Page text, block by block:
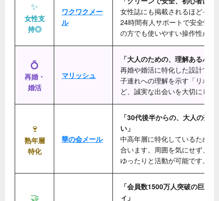
✨
女性支
持◎
ワクワクメー
ル
女性誌にも掲載されるほどイメ
24時間有人サポートで安全性
の方でも使いやすい操作性が魅
💍
再婚・
婚活
マリッシュ
「大人のための、理解あるパ
再婚や婚活に特化した設計です
子連れへの理解を示す「リボン
ど、誠実な出会いを大切にして
🍷
熟年層
特化
華の会メール
「30代後半からの、大人の落
い」
中高年層に特化しているため、
合います。周囲を気にせず、自
ゆったりと活動が可能です。
🤝
「会員数1500万人突破の巨大
ィ」